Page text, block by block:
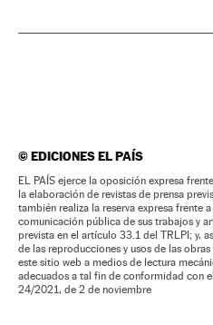
©EDICIONES EL PAÍS
EL PAÍS ejerce la oposición expresa
la elaboración de revistas de prensa
también realiza la reserva expresa frente
comunicación pública de sus trabajos y
prevista en el artículo 33.1 del TRLPI; y,
de las reproducciones y usos de las
este sitio web a medios de lectura
adecuados a tal fin de conformidad con
24/2021, de 2 de noviembre